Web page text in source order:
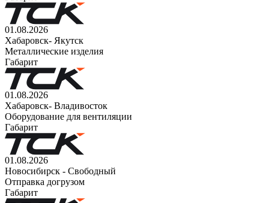
01.08.2026
Хабаровск- Якутск
Металлические изделия
Габарит
01.08.2026
Хабаровск- Владивосток
Оборудование для вентиляции
Габарит
01.08.2026
Новосибирск - Свободный
Отправка догрузом
Габарит